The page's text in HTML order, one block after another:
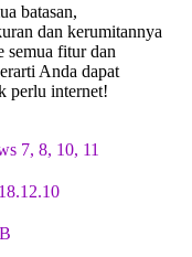
batasan,
dan kerumitannya
semua fitur dan
Anda dapat
perlu internet!
7, 8, 10, 11